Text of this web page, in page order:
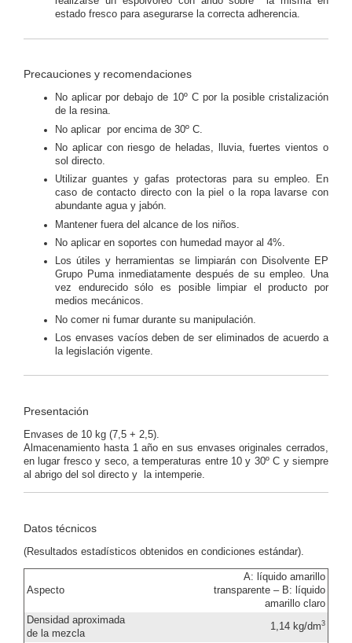
estado fresco para asegurarse la correcta adherencia.
Precauciones y recomendaciones
No aplicar por debajo de 10º C por la posible cristalización
de la resina.
No aplicar por encima de 30º C.
No aplicar con riesgo de heladas, lluvia, fuertes vientos o
sol directo.
Utilizar guantes y gafas protectoras para su empleo. En
caso de contacto directo con la piel o la ropa lavarse con
abundante agua y jabón.
Mantener fuera del alcance de los niños.
No aplicar en soportes con humedad mayor al 4%.
Los útiles y herramientas se limpiarán con Disolvente EP
Grupo Puma inmediatamente después de su empleo. Una
vez endurecido sólo es posible limpiar el producto por
medios mecánicos.
No comer ni fumar durante su manipulación.
Los envases vacíos deben de ser eliminados de acuerdo a
la legislación vigente.
Presentación
Envases de 10 kg (7,5 + 2,5).
Almacenamiento hasta 1 año en sus envases originales cerrados,
en lugar fresco y seco, a temperaturas entre 10 y 30º C y siempre
al abrigo del sol directo y la intemperie.
Datos técnicos
(Resultados estadísticos obtenidos en condiciones estándar).
Aspecto
A: líquido amarillo
transparente – B: líquido
amarillo claro
Densidad aproximada
de la mezcla
1,14 kg/dm3